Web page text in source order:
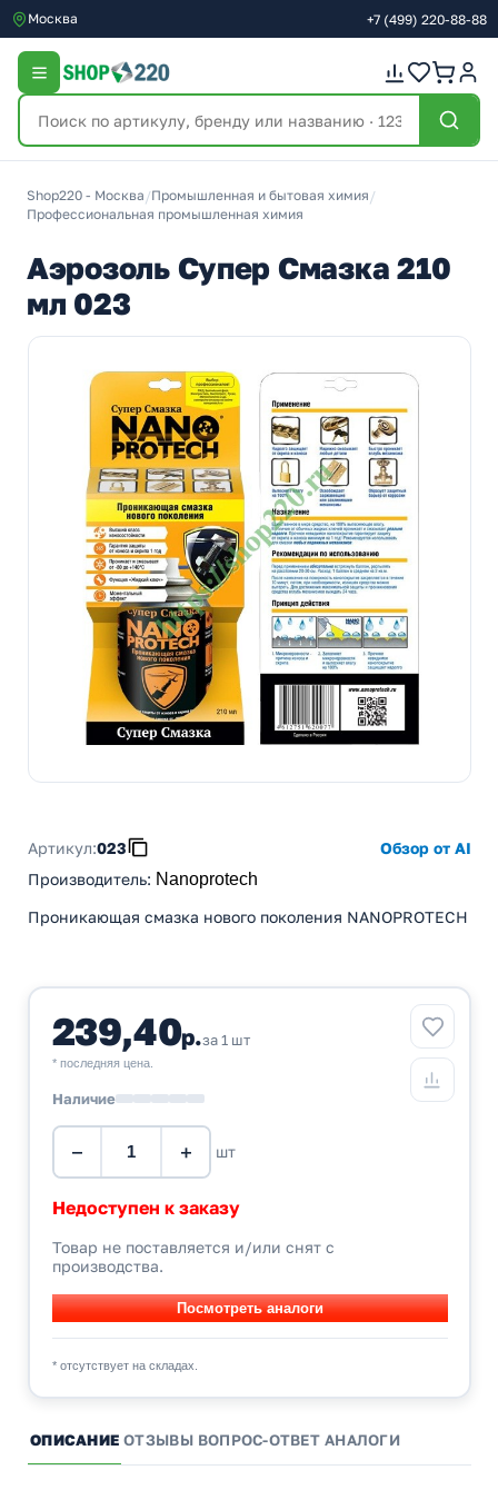
Москва +7 (499) 220-88-88
Shop220 - Москва /Промышленная и бытовая химия /
Профессиональная промышленная химия
Аэрозоль Супер Смазка 210
мл 023
Артикул:023
Обзор от AI
Производитель: Nanoprotech
Проникающая смазка нового поколения NANOPROTECH
239,40р.за 1 шт
* последняя цена.
Наличие
− + шт
Недоступен к заказу
Товар не поставляется и/или снят с
производства.
* отсутствует на складах.
ОПИСАНИЕ ОТЗЫВЫ ВОПРОС-ОТВЕТ АНАЛОГИ